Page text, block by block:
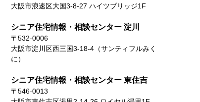
大阪市浪速区大国3-8-27 ハイツブリッジ1F
シニア住宅情報・相談センター 淀川
〒532-0006
大阪市淀川区西三国3-18-4（サンティフルみく
に）
シニア住宅情報・相談センター 東住吉
〒546-0013